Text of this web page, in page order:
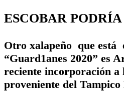
ESCOBAR
Otro xalapeño que está
“Guard1anes 2020” es
reciente incorporación
proveniente del